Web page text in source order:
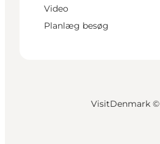
Video
Planlæg besøg
VisitDenmark ©